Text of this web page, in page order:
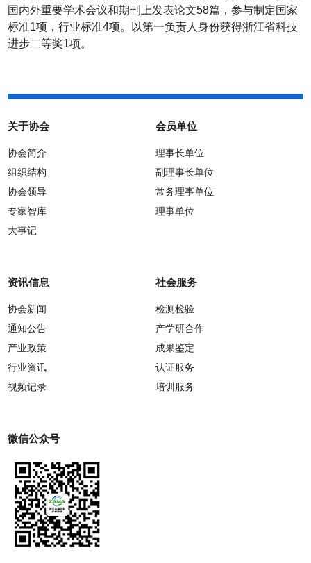
国内外重要学术会议和期刊上发表论文58篇，参与制定国家
标准1项，行业标准4项。以第一负责人身份获得浙江省科技
进步二等奖1项。
关于协会
协会简介
组织结构
协会领导
专家智库
大事记
会员单位
理事长单位
副理事长单位
常务理事单位
理事单位
资讯信息
协会新闻
通知公告
产业政策
行业资讯
视频记录
社会服务
检测检验
产学研合作
成果鉴定
认证服务
培训服务
微信公众号